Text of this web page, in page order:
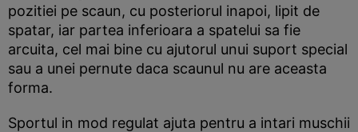
pozitiei pe scaun, cu posteriorul inapoi, lipit de
spatar, iar partea inferioara a spatelui sa fie
arcuita, cel mai bine cu ajutorul unui suport special
sau a unei pernute daca scaunul nu are aceasta
forma.
Sportul in mod regulat ajuta pentru a intari muschii